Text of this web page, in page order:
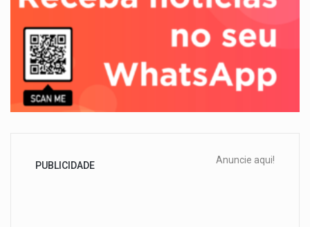
PUBLICIDADE Anuncie aqui!